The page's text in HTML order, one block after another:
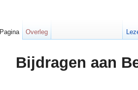
Bijdragen aan
Pagina Overleg